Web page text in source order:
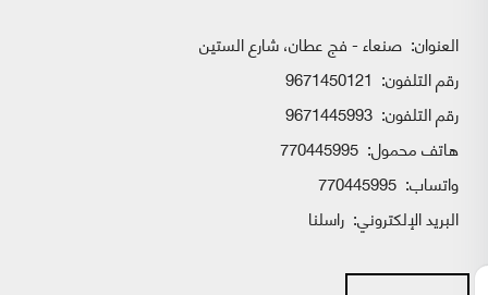
العنوان: صنعاء - فج عطان، شارع الستين
رقم التلفون: 9671450121
رقم التلفون: 9671445993
هاتف محمول: 770445995
واتساب:
البريد الإلكتروني: راسلنا